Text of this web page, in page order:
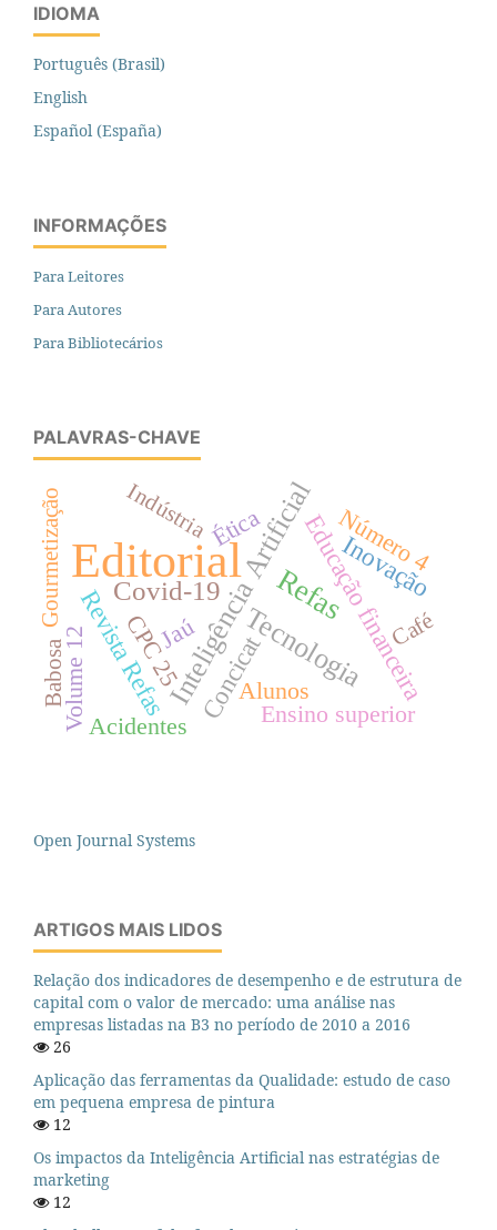
IDIOMA
Português (Brasil)
English
Español (España)
INFORMAÇÕES
Para Leitores
Para Autores
Para Bibliotecários
PALAVRAS-CHAVE
Editorial
Refas
Inteligência Artificial
Tecnologia
Covid-19 Educação financeira
Revista Refas
Inovação
Concicat
CPC 25
Jaú
Alunos
Ensino superior
Volume 12
Número 4
Ética
Acidentes
Indústria
Babosa
Gourmetização
Café
Open Journal Systems
ARTIGOS MAIS LIDOS
Relação dos indicadores de desempenho e de estrutura de
capital com o valor de mercado: uma análise nas
empresas listadas na B3 no período de 2010 a 2016
26
Aplicação das ferramentas da Qualidade: estudo de caso
em pequena empresa de pintura
12
Os impactos da Inteligência Artificial nas estratégias de
marketing
12